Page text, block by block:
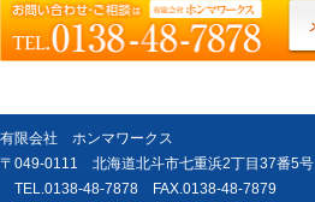
有限会社 ホンマワークス
〒049-0111 北海道北斗市七重浜2丁目37番5号
TEL.0138-48-7878 FAX.0138-48-7879